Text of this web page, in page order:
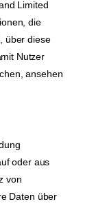
Limited
die
über diese
Nutzer
ansehen
oder aus
von
Daten über